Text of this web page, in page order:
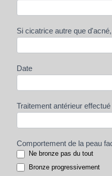
Si cicatrice autre que
Date
Traitement antérieur effectué
Comportement de la peau
Ne bronze pas du tout
Bronze progressivement